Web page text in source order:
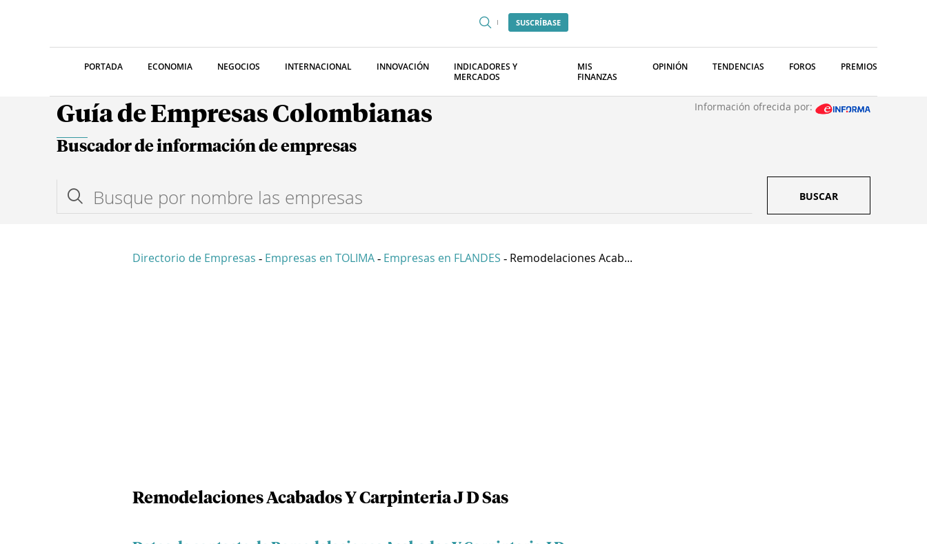
SUSCRÍBASE
PORTADA ECONOMIA NEGOCIOS INTERNACIONAL INNOVACIÓN
INDICADORES Y
MERCADOS
MIS
FINANZAS
OPINIÓN TENDENCIAS FOROS PREMIOS
Guía de Empresas Colombianas Información ofrecida por:
Buscador de información de empresas
BUSCAR
Directorio de Empresas - Empresas en TOLIMA - Empresas en FLANDES - Remodelaciones Acab...
Remodelaciones Acabados Y Carpinteria J D Sas